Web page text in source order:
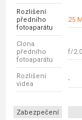
Rozlišení
předního
fotoaparátu
25
Clona
předního
fotoaparátu
f/2.0
Rozlišení
videa
-
Zabezpečení